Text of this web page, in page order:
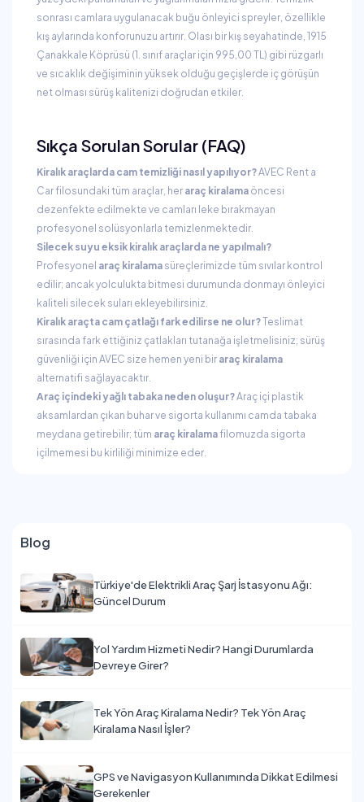
sonrası camlara uygulanacak buğu önleyici spreyler, özellikle
kış aylarında konforunuzu artırır. Olası bir kış seyahatinde, 1915
Çanakkale Köprüsü (1. sınıf araçlar için 995,00 TL) gibi rüzgarlı
ve sıcaklık değişiminin yüksek olduğu geçişlerde iç görüşün
net olması sürüş kalitenizi doğrudan etkiler.
Sıkça Sorulan Sorular (FAQ)
Kiralık araçlarda cam temizliği nasıl yapılıyor?AVEC Rent a
Car filosundaki tüm araçlar, her araç kiralama öncesi
dezenfekte edilmekte ve camları leke bırakmayan
profesyonel solüsyonlarla temizlenmektedir.
Silecek suyu eksik kiralık araçlarda ne yapılmalı?
Profesyonel araç kiralama süreçlerimizde tüm sıvılar kontrol
edilir; ancak yolculukta bitmesi durumunda donmayı önleyici
kaliteli silecek suları ekleyebilirsiniz.
Kiralık araçta cam çatlağı fark edilirse ne olur?Teslimat
sırasında fark ettiğiniz çatlakları tutanağa işletmelisiniz; sürüş
güvenliği için AVEC size hemen yeni bir araç kiralama
alternatifi sağlayacaktır.
Araç içindeki yağlı tabaka neden oluşur?Araç içi plastik
aksamlardan çıkan buhar ve sigorta kullanımı camda tabaka
meydana getirebilir; tüm araç kiralamafilomuzda sigorta
içilmemesi bu kirliliği minimize eder.
Blog
Türkiye'de Elektrikli Araç Şarj İstasyonu Ağı:
Güncel Durum
Yol Yardım Hizmeti Nedir? Hangi Durumlarda
Devreye Girer?
Tek Yön Araç Kiralama Nedir? Tek Yön Araç
Kiralama Nasıl İşler?
GPS ve Navigasyon Kullanımında Dikkat Edilmesi
Gerekenler